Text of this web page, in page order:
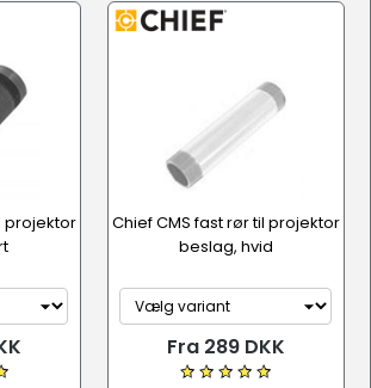
projektor
Chief CMS fast rør til projektor
beslag, hvid
Fra 289 DKK